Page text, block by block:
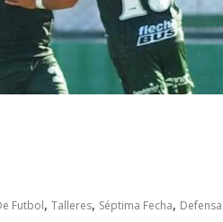
Futbol, Talleres, Séptima Fecha,